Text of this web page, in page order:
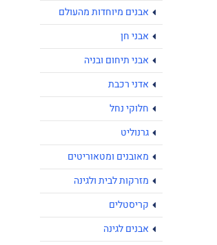
אבנים מיוחדות מהעולם
אבני חן
אבני תיחום ובניה
אדני רכבת
חלוקי נחל
גרנוליט
מאובנים ומטאוריטים
מזרקות לבית ולגינה
קריסטלים
אבנים לגינה